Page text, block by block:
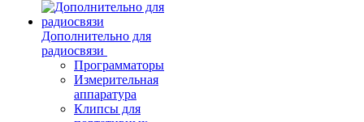
Дополнительно для
радиосвязи
Программаторы
Измерительная
аппаратура
Клипсы для